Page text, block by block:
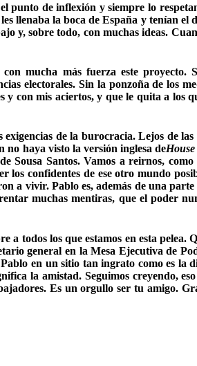
punto de inflexión y siempre lo
llenaba la boca de España y tenían el
y, sobre todo, con muchas ideas.
mucha más fuerza este proyecto.
electorales. Sin la ponzoña de los
con mis aciertos, y que le quita a los
de la burocracia. Lejos de
no haya visto la versión inglesa de
Santos. Vamos a reirnos,
confidentes de ese otro mundo
a vivir. Pablo es, además de una
muchas mentiras, que el poder
todos los que estamos en esta
general en la Mesa Ejecutiva de
en un sitio tan ingrato como es
la amistad. Seguimos creyendo,
Es un orgullo ser tu amigo.